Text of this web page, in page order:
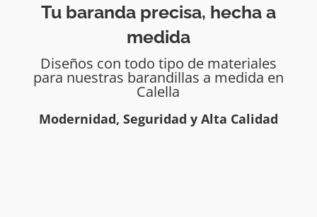
Tu baranda precisa, hecha a
medida
Diseños con todo tipo de materiales
para nuestras barandillas a medida en
Calella
Modernidad, Seguridad y Alta Calidad